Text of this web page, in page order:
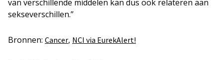
van verschillende middelen kan dus ook relateren aan
sekseverschillen.”
Bronnen: Cancer, NCI via EurekAlert!